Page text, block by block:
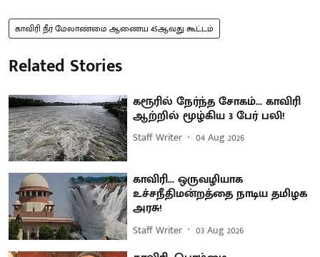
காவிரி நீர் மேலாண்மை ஆணைய 45ஆவது கூட்டம்
Related Stories
கரூரில் நேர்ந்த சோகம்... காவிரி
ஆற்றில் மூழ்கிய 3 பேர் பலி!
Staff Writer 04 Aug 2026
காவிரி... ஒருவழியாக
உச்சநீதிமன்றத்தை நாடிய தமிழக
அரசு!
Staff Writer 03 Aug 2026